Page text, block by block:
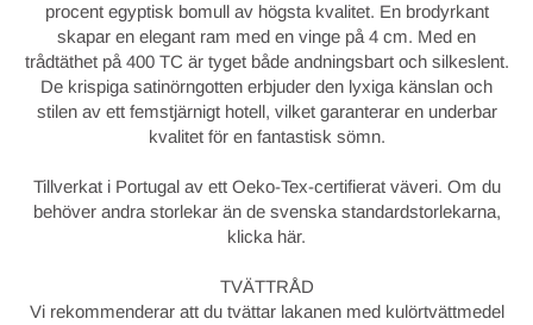
procent egyptisk bomull av högsta kvalitet. En brodyrkant
skapar en elegant ram med en vinge på 4 cm. Med en
trådtäthet på 400 TC är tyget både andningsbart och silkeslent.
De krispiga satinörngotten erbjuder den lyxiga känslan och
stilen av ett femstjärnigt hotell, vilket garanterar en underbar
kvalitet för en fantastisk sömn.
Tillverkat i Portugal av ett Oeko-Tex-certifierat väveri. Om du
behöver andra storlekar än de svenska standardstorlekarna,
klicka här.
TVÄTTRÅD
Vi rekommenderar att du tvättar lakanen med kulörtvättmedel